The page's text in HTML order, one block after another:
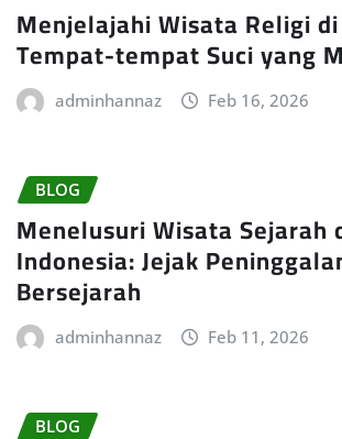
Menjelajahi Wisata Religi
Tempat-tempat Suci yang
adminhannaz Feb 16, 2026
BLOG
Menelusuri Wisata Sejarah
Indonesia: Jejak
Bersejarah
adminhannaz Feb 11, 2026
BLOG